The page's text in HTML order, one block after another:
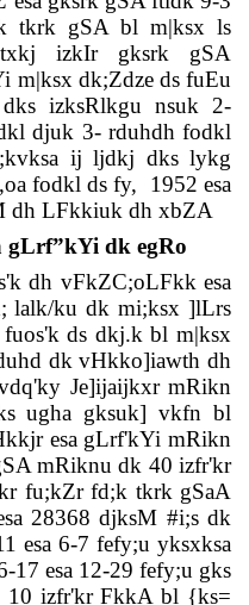
tkrk gSA bl m|ksx ls
izkIr gksrk gSA
m|ksx dk;Zdze ds fuEu
izksRlkgu nsuk 2-
djuk 3- rduhdh fodkl
ij ljdkj dks lykg
fodkl ds fy,
1952 esa
dh LFkkiuk dh xbZA
dk egRo
dh vFkZC;oLFkk esa
lalk/ku dk mi;ksx ]lLrs
ds dkj.k bl m|ksx
dk vHkko]iawth dh
Je]ijaijkxr mRikn
ugha gksuk] vkfn bl
esa gLrf'kYi mRikn
mRiknu dk 40 izfr'kr
fu;kZr fd;k tkrk gSaA
28368 djksM #i;s dk
esa 6-7 fefy;u yksxksa
17 esa 12-29 fefy;u gks
izfr'kr FkkA bl {ks=